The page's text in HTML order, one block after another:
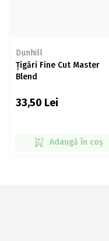
Dunhill
Țigări Fine Cut Master
Blend
33,50 Lei
Adaugă în coș